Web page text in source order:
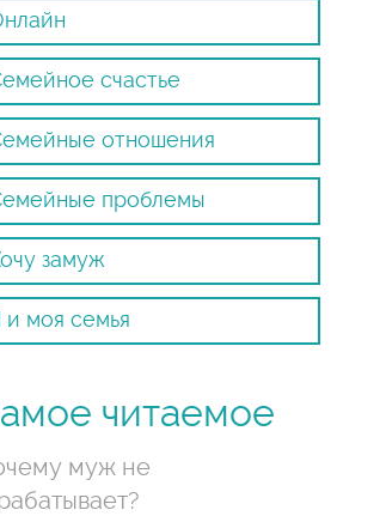
счастье
отношения
проблемы
замуж
и моя семья
читаемое
муж не